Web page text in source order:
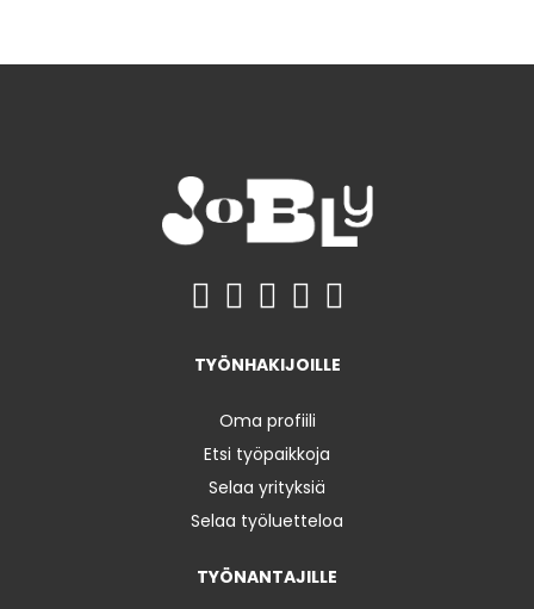
TYÖNHAKIJOILLE
Oma profiili
Etsi työpaikkoja
Selaa yrityksiä
Selaa työluetteloa
TYÖNANTAJILLE